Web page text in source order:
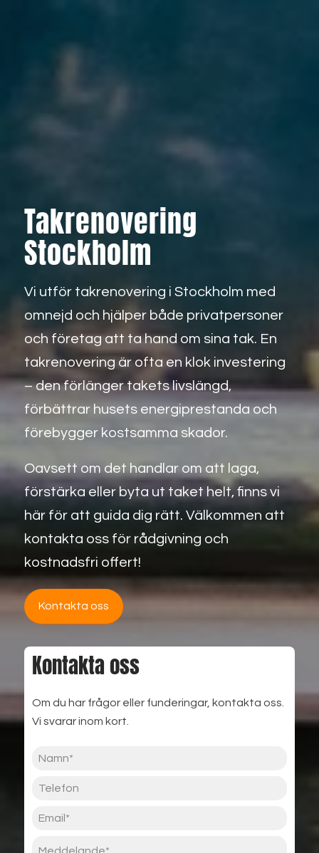
Takrenovering
Stockholm
Vi utför takrenovering i Stockholm med
omnejd och hjälper både privatpersoner
och företag att ta hand om sina tak. En
takrenovering är ofta en klok investering
– den förlänger takets livslängd,
förbättrar husets energiprestanda och
förebygger kostsamma skador.
Oavsett om det handlar om att laga,
förstärka eller byta ut taket helt, finns vi
här för att guida dig rätt. Välkommen att
kontakta oss för rådgivning och
kostnadsfri offert!
Kontakta oss
Kontakta oss
Om du har frågor eller funderingar, kontakta oss.
Vi svarar inom kort.